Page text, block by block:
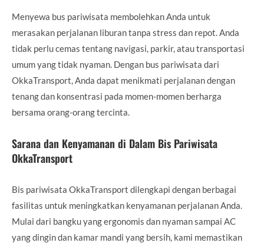
Menyewa bus pariwisata membolehkan Anda untuk
merasakan perjalanan liburan tanpa stress dan repot. Anda
tidak perlu cemas tentang navigasi, parkir, atau transportasi
umum yang tidak nyaman. Dengan bus pariwisata dari
OkkaTransport, Anda dapat menikmati perjalanan dengan
tenang dan konsentrasi pada momen-momen berharga
bersama orang-orang tercinta.
Sarana dan Kenyamanan di Dalam Bis Pariwisata
OkkaTransport
Bis pariwisata OkkaTransport dilengkapi dengan berbagai
fasilitas untuk meningkatkan kenyamanan perjalanan Anda.
Mulai dari bangku yang ergonomis dan nyaman sampai AC
yang dingin dan kamar mandi yang bersih, kami memastikan